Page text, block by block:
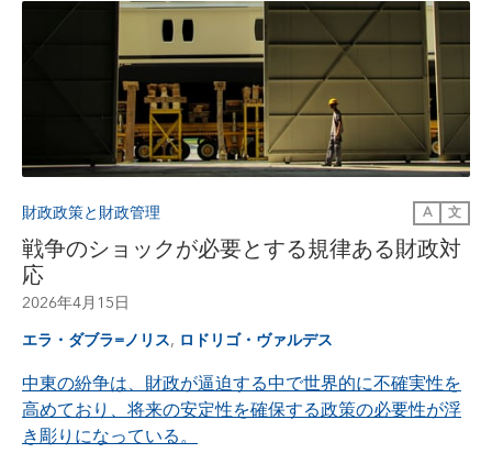
財政政策と財政管理 A 文
戦争のショックが必要とする規律ある財政対
応
2026年4月15日
エラ・ダブラ=ノリス, ロドリゴ・ヴァルデス
中東の紛争は、財政が逼迫する中で世界的に不確実性を
高めており、将来の安定性を確保する政策の必要性が浮
き彫りになっている。